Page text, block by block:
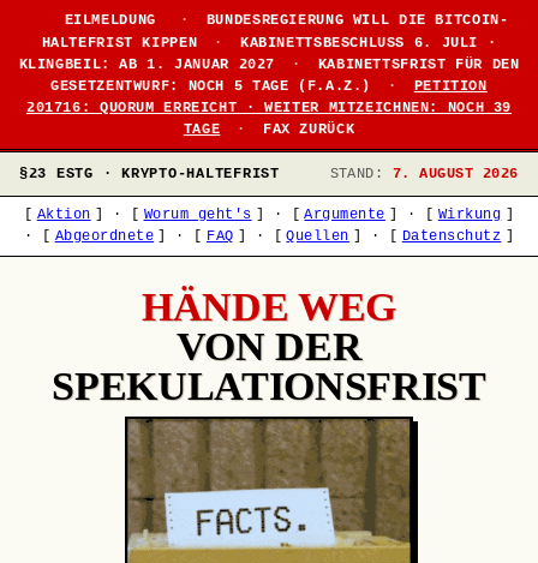
EILMELDUNG ·
BUNDESREGIERUNG WILL DIE BITCOIN-
HALTEFRIST KIPPEN
·
KABINETTSBESCHLUSS 6. JULI ·
KLINGBEIL: AB 1. JANUAR 2027
·
KABINETTSFRIST FÜR DEN
GESETZENTWURF: NOCH 5 TAGE (F.A.Z.)
·
PETITION
201716: QUORUM ERREICHT · WEITER MITZEICHNEN: NOCH 39
TAGE
· FAX ZURÜCK
§23 ESTG · KRYPTO-HALTEFRIST STAND: 7. AUGUST 2026
Aktion · Worum geht's · Argumente · Wirkung
·
Abgeordnete · FAQ · Quellen · Datenschutz
HÄNDE WEG
VON DER
SPEKULATIONSFRIST